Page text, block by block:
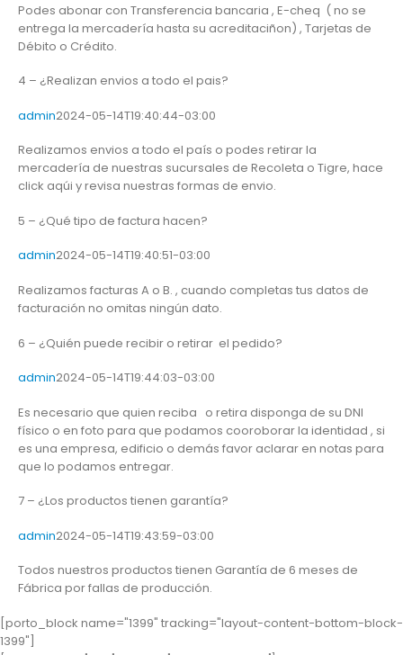
Podes abonar con Transferencia bancaria , E-cheq ( no se
entrega la mercadería hasta su acreditaciñon) , Tarjetas de
Débito o Crédito.
4 – ¿Realizan envios a todo el pais?
admin2024-05-14T19:40:44-03:00
Realizamos envios a todo el país o podes retirar la
mercadería de nuestras sucursales de Recoleta o Tigre, hace
click aqúi y revisa nuestras formas de envio.
5 – ¿Qué tipo de factura hacen?
admin2024-05-14T19:40:51-03:00
Realizamos facturas A o B. , cuando completas tus datos de
facturación no omitas ningún dato.
6 – ¿Quién puede recibir o retirar el pedido?
admin2024-05-14T19:44:03-03:00
Es necesario que quien reciba o retira disponga de su DNI
físico o en foto para que podamos cooroborar la identidad , si
es una empresa, edificio o demás favor aclarar en notas para
que lo podamos entregar.
7 – ¿Los productos tienen garantía?
admin2024-05-14T19:43:59-03:00
Todos nuestros productos tienen Garantía de 6 meses de
Fábrica por fallas de producción.
[porto_block name="1399" tracking="layout-content-bottom-block-
1399"]